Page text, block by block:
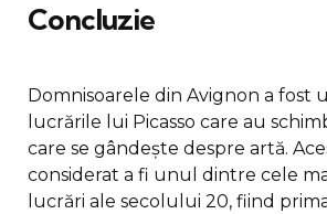
Concluzie
Domnisoarele din Avignon a fost
lucrările lui Picasso care au
care se gândește despre artă.
considerat a fi unul dintre cele
lucrări ale secolului 20, fiind